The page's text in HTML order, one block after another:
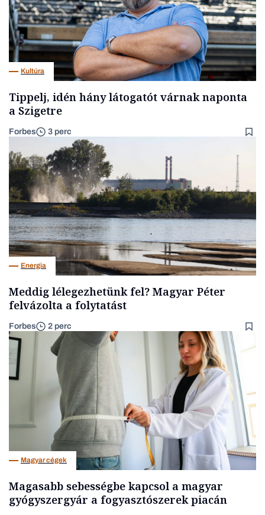
Kultúra
Tippelj, idén hány látogatót várnak naponta
a Szigetre
Forbes 3 perc
Energia
Meddig lélegezhetünk fel? Magyar Péter
felvázolta a folytatást
Forbes 2 perc
Magyar cégek
Magasabb sebességbe kapcsol a magyar
gyógyszergyár a fogyasztószerek piacán